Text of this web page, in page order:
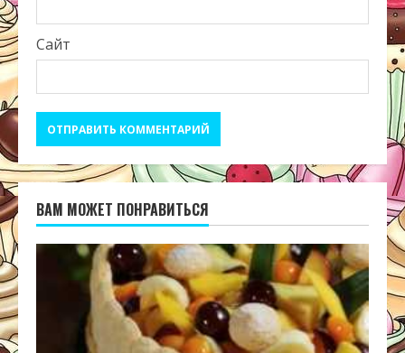
Сайт
ВАМ МОЖЕТ ПОНРАВИТЬСЯ